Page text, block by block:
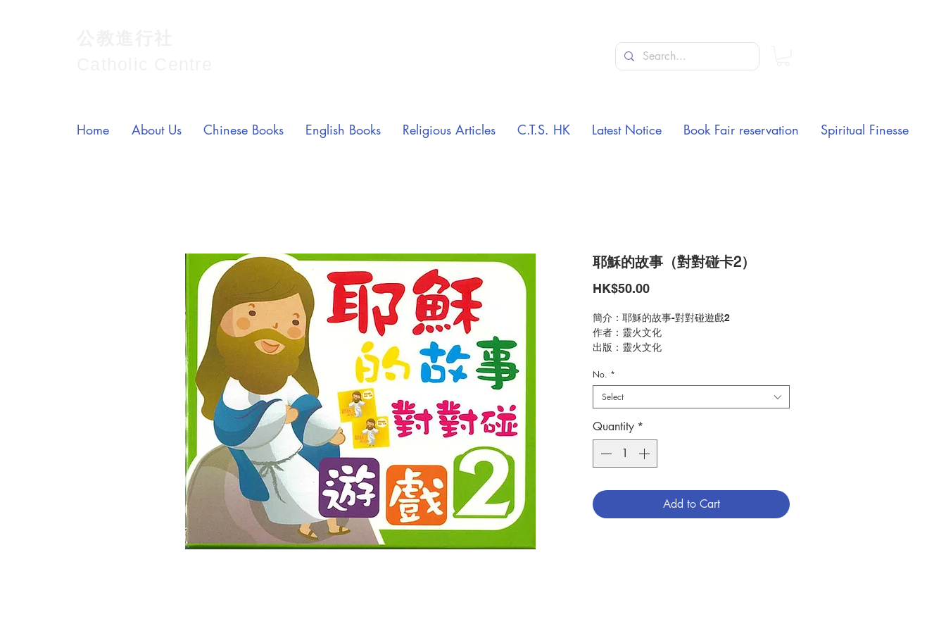
耶穌的故事（對對碰卡2）
HK$50.00Price
簡介：耶穌的故事-對對碰遊戲2
作者：靈火文化
出版：靈火文化
No. 3403038019
No. *
Select
Quantity *
Add to Cart
Home About Us Chinese Books English Books Religious Articles C.T.S. HK Latest Notice Book Fair reservation Spiritual Finesse